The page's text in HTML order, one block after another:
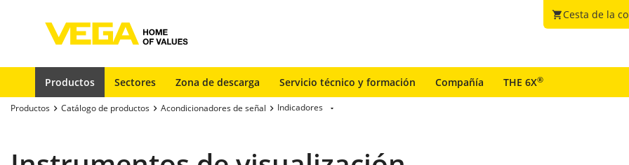
shopping_cartCesta de la
Productos Sectores Zona de descarga Servicio técnico y formación Compañía THE 6X®
Productos Catálogo de productos Acondicionadores de señal Indicadores